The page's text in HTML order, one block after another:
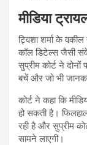
मीडिया
ट्विशा शर्मा के
कॉल डिटेल्स जैसी
सुप्रीम कोर्ट ने दोनों
बचें और जो भी
कोर्ट ने कहा कि
हो सकती है।
रही है और सुप्रीम
सामने लाएगी।